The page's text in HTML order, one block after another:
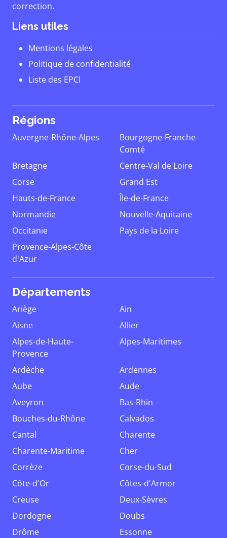
correction.
Liens utiles
Mentions légales
Politique de confidentialité
Liste des EPCI
Régions
Auvergne-Rhône-Alpes
Bourgogne-Franche-
Comté
Bretagne
Centre-Val de Loire
Corse
Grand Est
Hauts-de-France
Île-de-France
Normandie
Nouvelle-Aquitaine
Occitanie
Pays de la Loire
Provence-Alpes-Côte
d'Azur
Départements
Ariège
Ain
Aisne
Allier
Alpes-de-Haute-
Provence
Alpes-Maritimes
Ardèche
Ardennes
Aube
Aude
Aveyron
Bas-Rhin
Bouches-du-Rhône
Calvados
Cantal
Charente
Charente-Maritime
Cher
Corrèze
Corse-du-Sud
Côte-d'Or
Côtes-d'Armor
Creuse
Deux-Sèvres
Dordogne
Doubs
Drôme
Essonne